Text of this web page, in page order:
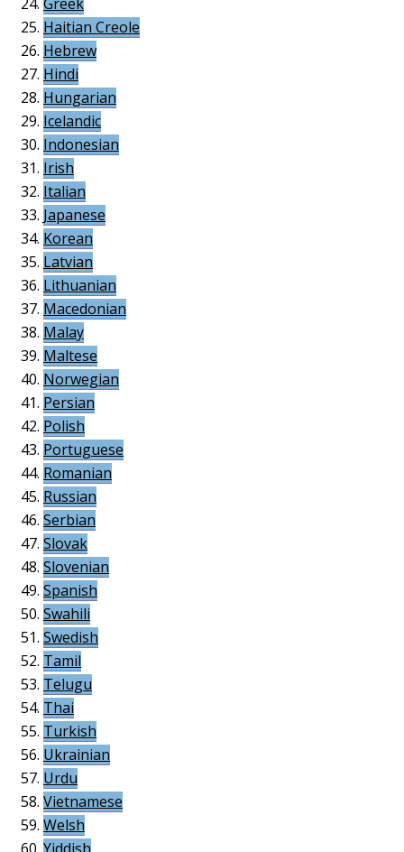
Haitian Creole
Hebrew
Hindi
Hungarian
Icelandic
Indonesian
Irish
Italian
Japanese
Korean
Latvian
Lithuanian
Macedonian
Malay
Maltese
Norwegian
Persian
Polish
Portuguese
Romanian
Russian
Serbian
Slovak
Slovenian
Spanish
Swahili
Swedish
Tamil
Telugu
Thai
Turkish
Ukrainian
Urdu
Vietnamese
Welsh
Yiddish